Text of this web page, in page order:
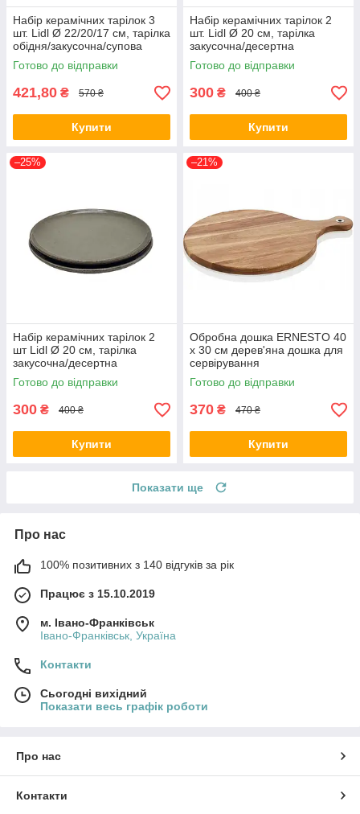
Набір керамічних тарілок 3
шт. Lidl Ø 22/20/17 см, тарілка
обідня/закусочна/супова
Готово до відправки
421,80 ₴ 570 ₴
Купити
Набір керамічних тарілок 2
шт. Lidl Ø 20 см, тарілка
закусочна/десертна
Готово до відправки
300 ₴ 400 ₴
Купити
–25%
Набір керамічних тарілок 2
шт Lidl Ø 20 см, тарілка
закусочна/десертна
Готово до відправки
300 ₴ 400 ₴
Купити
–21%
Обробна дошка ERNESTO 40
х 30 см дерев'яна дошка для
сервірування
Готово до відправки
370 ₴ 470 ₴
Купити
Показати ще
Про нас
100% позитивних з 140 відгуків за рік
Працює з 15.10.2019
м. Івано-Франківськ
Івано-Франківськ, Україна
Контакти
Сьогодні вихідний
Показати весь графік роботи
Про нас
Контакти